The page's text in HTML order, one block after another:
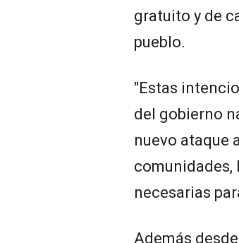
gratuito y de
pueblo.
"Estas
del gobierno
nuevo ataque
comunidades,
necesarias
Además